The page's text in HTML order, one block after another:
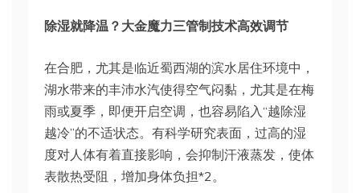
除湿就降温？大金魔力三管制技术高效调节
在合肥，尤其是临近蜀西湖的滨水居住环境中，
湖水带来的丰沛水汽使得空气闷黏，尤其是在梅
雨或夏季，即便开启空调，也容易陷入“越除湿
越冷”的不适状态。有科学研究表面，过高的湿
度对人体有着直接影响，会抑制汗液蒸发，使体
表散热受阻，增加身体负担*2。